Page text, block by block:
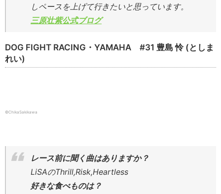
しペースを上げて行きたいと思っています。
三原壮紫公式ブログ
DOG FIGHT RACING・YAMAHA #31 豊島 怜 (としま
れい)
©ChikaSakikawa
レース前に聞く曲はありますか？
LiSAのThrill,Risk,Heartless
好きな食べものは？